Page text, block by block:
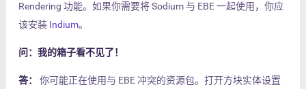
Rendering 功能。如果你需要将 Sodium 与 EBE 一起使用，你应
该安装 Indium。
问：我的箱子看不见了！
答：
你可能正在使用与 EBE 冲突的资源包。打开方块实体设置